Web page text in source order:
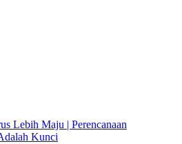
Lebih Maju | Perencanaan
Kunci